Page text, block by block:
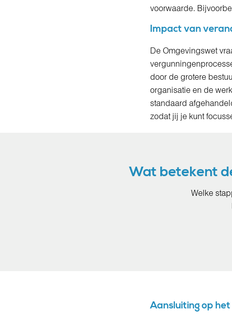
voorwaarde.
Impact van
De Omgevingswet
door de grotere
organisatie en de
standaard
zodat jij je kunt
Wat betekent
Welke
Aansluiting op